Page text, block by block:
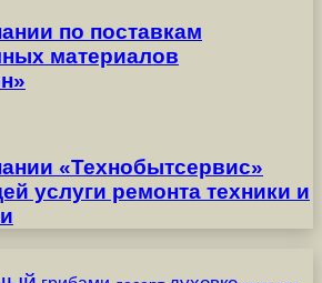
по поставкам
материалов
«Технобытсервис»
услуги ремонта техники и